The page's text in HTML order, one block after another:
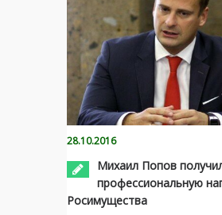
28.10.2016
Михаил Попов
профессиональную
Росимущества